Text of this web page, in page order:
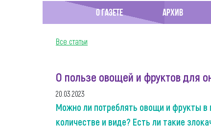
О ГАЗЕТЕ АРХИВ
Все статьи
О пользе овощей и фруктов для
20.03.2023
Можно ли потреблять овощи и фрукты в
количестве и виде? Есть ли такие